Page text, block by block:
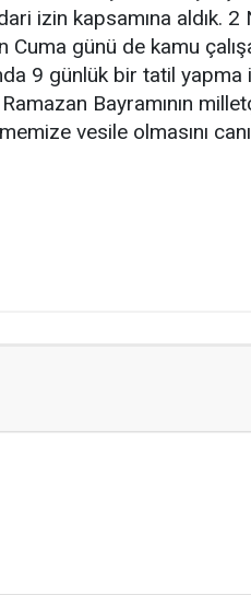
izin kapsamına aldık. 2
günü de kamu
9 günlük bir tatil yapma
Bayramının
vesile olmasını